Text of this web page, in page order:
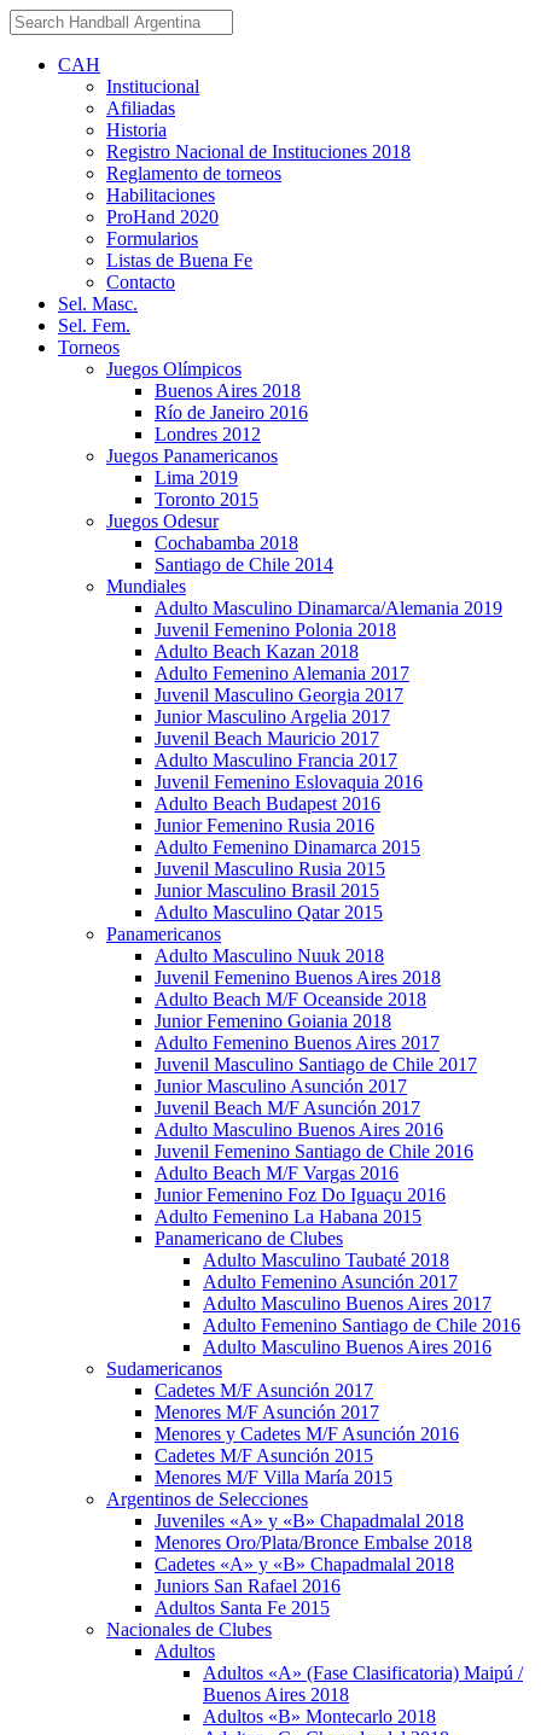
CAH
Institucional
Afiliadas
Historia
Registro Nacional de Instituciones 2018
Reglamento de torneos
Habilitaciones
ProHand 2020
Formularios
Listas de Buena Fe
Contacto
Sel. Masc.
Sel. Fem.
Torneos
Juegos Olímpicos
Buenos Aires 2018
Río de Janeiro 2016
Londres 2012
Juegos Panamericanos
Lima 2019
Toronto 2015
Juegos Odesur
Cochabamba 2018
Santiago de Chile 2014
Mundiales
Adulto Masculino Dinamarca/Alemania 2019
Juvenil Femenino Polonia 2018
Adulto Beach Kazan 2018
Adulto Femenino Alemania 2017
Juvenil Masculino Georgia 2017
Junior Masculino Argelia 2017
Juvenil Beach Mauricio 2017
Adulto Masculino Francia 2017
Juvenil Femenino Eslovaquia 2016
Adulto Beach Budapest 2016
Junior Femenino Rusia 2016
Adulto Femenino Dinamarca 2015
Juvenil Masculino Rusia 2015
Junior Masculino Brasil 2015
Adulto Masculino Qatar 2015
Panamericanos
Adulto Masculino Nuuk 2018
Juvenil Femenino Buenos Aires 2018
Adulto Beach M/F Oceanside 2018
Junior Femenino Goiania 2018
Adulto Femenino Buenos Aires 2017
Juvenil Masculino Santiago de Chile 2017
Junior Masculino Asunción 2017
Juvenil Beach M/F Asunción 2017
Adulto Masculino Buenos Aires 2016
Juvenil Femenino Santiago de Chile 2016
Adulto Beach M/F Vargas 2016
Junior Femenino Foz Do Iguaçu 2016
Adulto Femenino La Habana 2015
Panamericano de Clubes
Adulto Masculino Taubaté 2018
Adulto Femenino Asunción 2017
Adulto Masculino Buenos Aires 2017
Adulto Femenino Santiago de Chile 2016
Adulto Masculino Buenos Aires 2016
Sudamericanos
Cadetes M/F Asunción 2017
Menores M/F Asunción 2017
Menores y Cadetes M/F Asunción 2016
Cadetes M/F Asunción 2015
Menores M/F Villa María 2015
Argentinos de Selecciones
Juveniles «A» y «B» Chapadmalal 2018
Menores Oro/Plata/Bronce Embalse 2018
Cadetes «A» y «B» Chapadmalal 2018
Juniors San Rafael 2016
Adultos Santa Fe 2015
Nacionales de Clubes
Adultos
Adultos «A» (Fase Clasificatoria) Maipú /
Buenos Aires 2018
Adultos «B» Montecarlo 2018